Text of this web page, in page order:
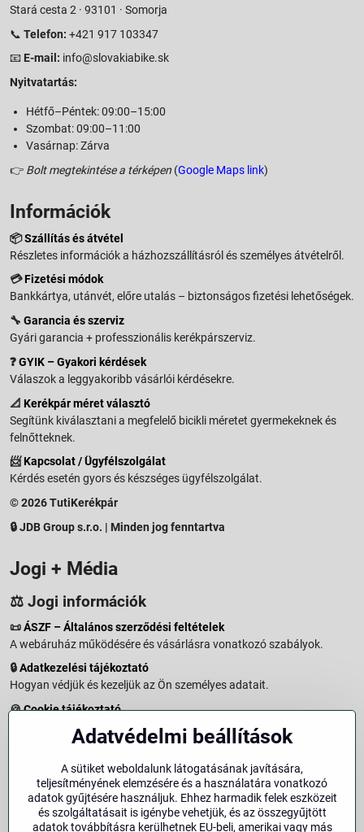
Stará cesta 2 · 93101 · Somorja
📞 Telefon: +421 917 103347
📧 E-mail: info@slovakiabike.sk
Nyitvatartás:
Hétfő–Péntek: 09:00–15:00
Szombat: 09:00–11:00
Vasárnap: Zárva
👉 Bolt megtekintése a térképen (Google Maps link)
Információk
📦Szállítás és átvétel
Részletes információk a házhozszállításról és személyes átvételről.
💳Fizetési módok
Bankkártya, utánvét, előre utalás – biztonságos fizetési lehetőségek.
🔧 Garancia és szerviz
Gyári garancia + professzionális kerékpárszerviz.
❓GYIK – Gyakori kérdések
Válaszok a leggyakoribb vásárlói kérdésekre.
📐 Kerékpár méret választó
Segítünk kiválasztani a megfelelő bicikli méretet gyermekeknek és
felnőtteknek.
📨Kapcsolat / Ügyfélszolgálat
Kérdés esetén gyors és készséges ügyfélszolgálat.
© 2026 TutiKerékpár
🔒 JDB Group s.r.o. | Minden jog fenntartva
Jogi + Média
⚖️ Jogi információk
📜ÁSZF – Általános szerződési feltételek
A webáruház működésére és vásárlásra vonatkozó szabályok.
🔒Adatkezelési tájékoztató
Hogyan védjük és kezeljük az Ön személyes adatait.
🍪Cookie tájékoztató
A weboldalon használt sütikről és adatkezelésről.
Vásárlástól való elállás menete és feltételei.
Elállás a szerződéstől
Impresszum
Adatvédelmi beállítások
A sütiket weboldalunk látogatásának javítására,
teljesítményének elemzésére és a használatára vonatkozó
adatok gyűjtésére használjuk. Ehhez harmadik felek eszközeit
és szolgáltatásait is igénybe vehetjük, és az összegyűjtött
adatok továbbításra kerülhetnek EU-beli, amerikai vagy más